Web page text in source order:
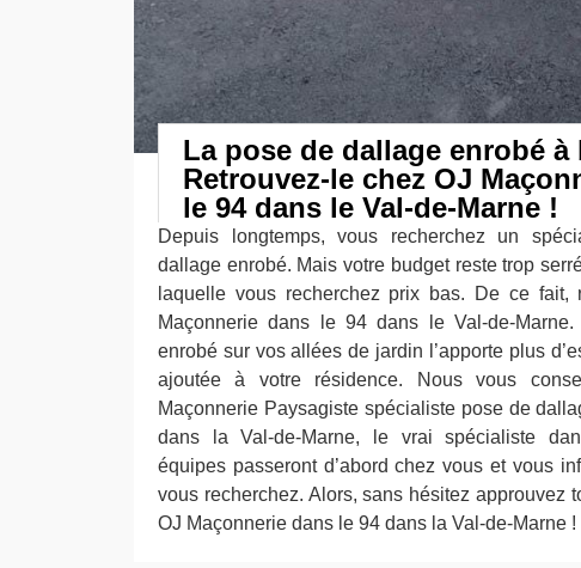
La pose de dallage enrobé à
Retrouvez-le chez OJ
le 94 dans le Val-de-Marne !
Depuis longtemps, vous recherchez un
dallage enrobé. Mais votre budget reste trop
laquelle vous recherchez prix bas. De ce fait,
Maçonnerie dans le 94 dans le Val-de-
enrobé sur vos allées de jardin l’apporte plus
ajoutée à votre résidence. Nous vous
Maçonnerie Paysagiste spécialiste pose de
dans la Val-de-Marne, le vrai spécialiste
équipes passeront d’abord chez vous et vous
vous recherchez. Alors, sans hésitez approuvez
OJ Maçonnerie dans le 94 dans la Val-de-Marne !